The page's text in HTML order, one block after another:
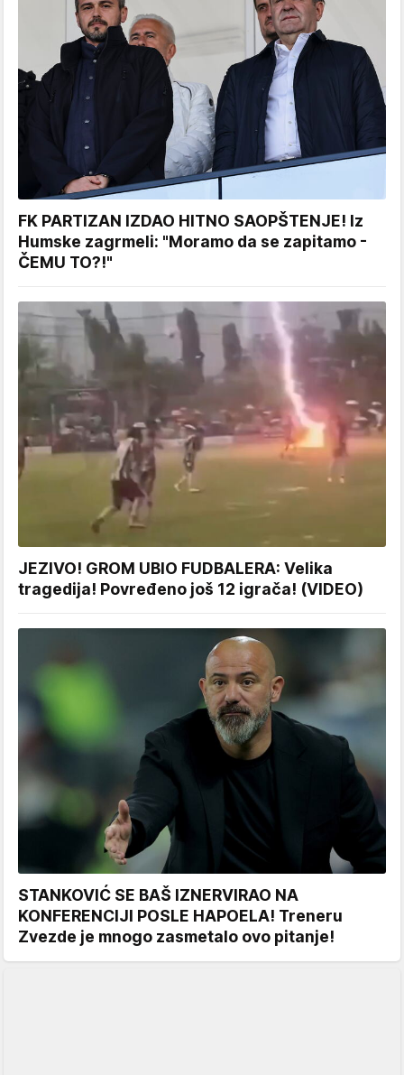
FK PARTIZAN IZDAO HITNO SAOPŠTENJE! Iz
Humske zagrmeli: "Moramo da se zapitamo -
ČEMU TO?!"
JEZIVO! GROM UBIO FUDBALERA: Velika
tragedija! Povređeno još 12 igrača! (VIDEO)
STANKOVIĆ SE BAŠ IZNERVIRAO NA
KONFERENCIJI POSLE HAPOELA! Treneru
Zvezde je mnogo zasmetalo ovo pitanje!